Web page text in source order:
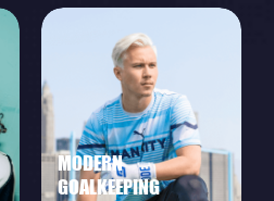
MODERN
GOALKEEPING